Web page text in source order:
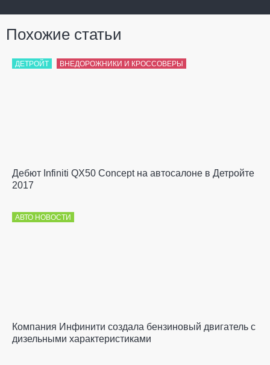
Похожие статьи
ДЕТРОЙТ ВНЕДОРОЖНИКИ И КРОССОВЕРЫ
Дебют Infiniti QX50 Concept на автосалоне в Детройте
2017
АВТО НОВОСТИ
Компания Инфинити создала бензиновый двигатель с
дизельными характеристиками